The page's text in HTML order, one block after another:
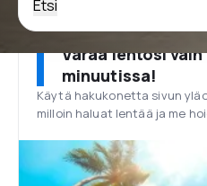
Etsi
Varaa lentosi
minuutissa!
Käytä hakukonetta sivun
milloin haluat lentää ja me